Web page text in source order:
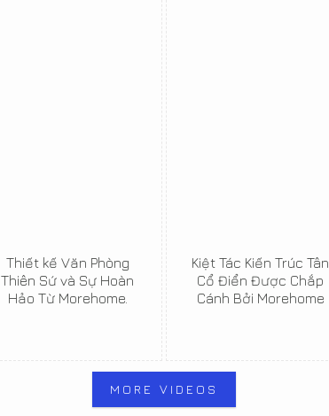
Thiết kế Văn Phòng
Thiên Sứ và Sự Hoàn
Hảo Từ Morehome.
Kiệt Tác Kiến Trúc Tân
Cổ Điển Được Chắp
Cánh Bởi Morehome
MORE VIDEOS